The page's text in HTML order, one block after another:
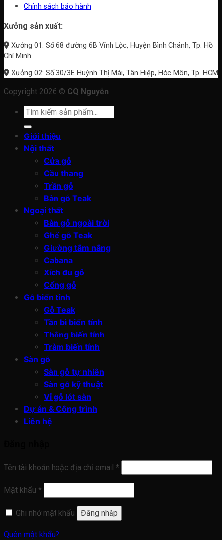
Chính sách bảo hành
Xưởng sản xuất:
Xưởng 01: Số 68 đường 6B Vĩnh Lộc, Huyện Bình Chánh, Tp. Hồ
Chí Minh
Xưởng 02: Số 30/3E Huỳnh Thị Mài, Tân Hiệp, Hóc Môn, Tp. HCM
Copyright 2026 © CQ Nguyễn
Tìm
kiếm:
Giới thiệu
Nội thất
Cửa gỗ
Cầu thang
Trần gỗ
Bàn gỗ Teak
Ngoại thất
Bàn gỗ ngoài trời
Ghế gỗ Teak
Giường tắm nắng
Cabana
Xích đu gỗ
Cổng gỗ
Gỗ biến tính
Gỗ Teak
Tần bì biến tính
Thông biến tính
Tràm biến tính
Sàn gỗ
Sàn gỗ tự nhiên
Sàn gỗ kỹ thuật
Vỉ gỗ lót sàn
Dự án & Công trình
Liên hệ
Tên tài khoản hoặc địa chỉ email *
Mật khẩu *
Ghi nhớ mật khẩu Đăng nhập
Quên mật khẩu?